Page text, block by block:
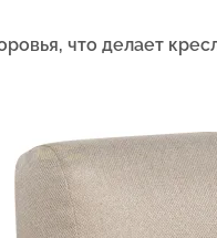
что делает